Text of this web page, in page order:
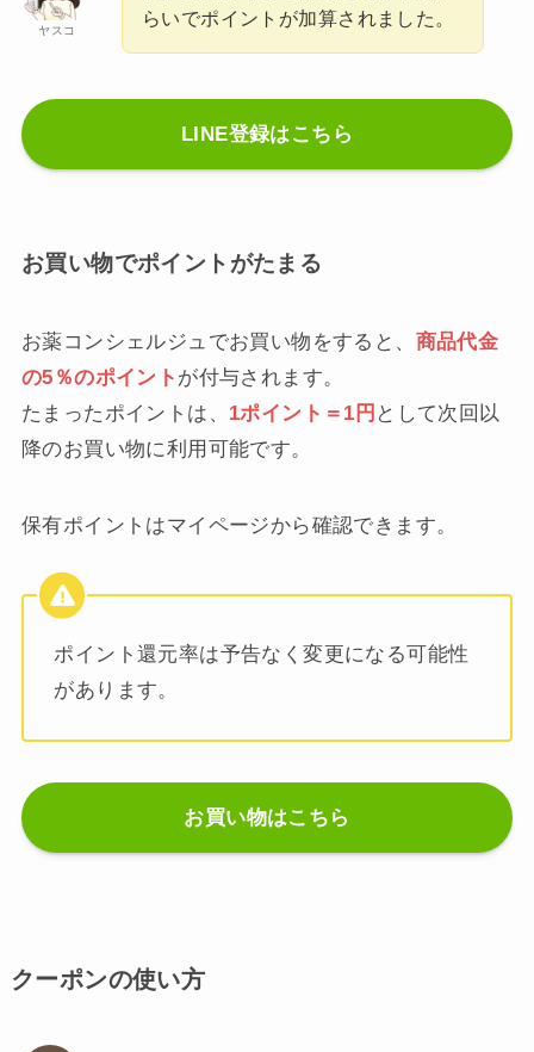
ヤスコ
らいでポイントが加算されました。
LINE登録はこちら
お買い物でポイントがたまる
お薬コンシェルジュでお買い物をすると、 商品代金
の5％のポイント が付与されます。
たまったポイントは、 1ポイント＝1円 として次回以
降のお買い物に利用可能です。
保有ポイントはマイページから確認できます。
ポイント還元率は予告なく変更になる可能性
があります。
お買い物はこちら
クーポンの使い方